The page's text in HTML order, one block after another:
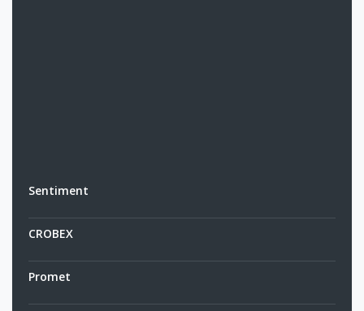
Sentiment
CROBEX
Promet